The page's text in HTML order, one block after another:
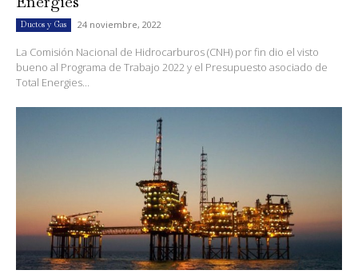
Ductos y Gas 24 noviembre, 2022
La Comisión Nacional de Hidrocarburos (CNH) por fin dio el visto
bueno al Programa de Trabajo 2022 y el Presupuesto asociado de
Total Energies...